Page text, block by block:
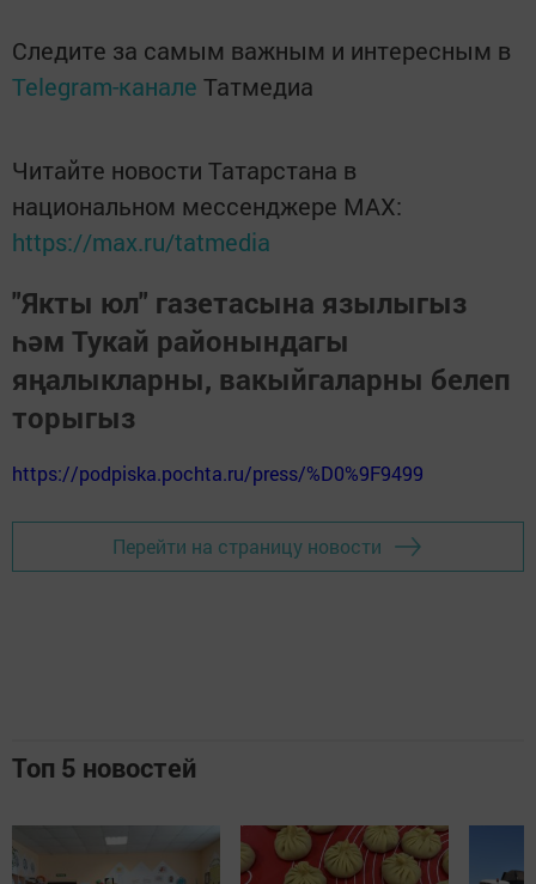
Следите за самым важным и интересным в
Telegram-канале Татмедиа
Читайте новости Татарстана в
национальном мессенджере MАХ:
https://max.ru/tatmedia
"Якты юл" газетасына язылыгыз
һәм Тукай районындагы
яңалыкларны, вакыйгаларны белеп
торыгыз
https://podpiska.pochta.ru/press/%D0%9F9499
Перейти на страницу новости
Топ 5 новостей